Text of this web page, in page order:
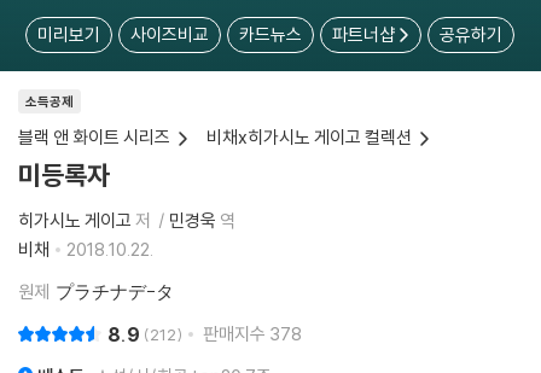
미리보기 사이즈비교 카드뉴스 파트너샵 공유하기
소득공제
블랙 앤 화이트 시리즈 비채x히가시노 게이고 컬렉션
미등록자
히가시노 게이고 저 민경욱 역
비채
2018.10.22.
원제 プラチナデ-タ
8.9 212 판매지수 378